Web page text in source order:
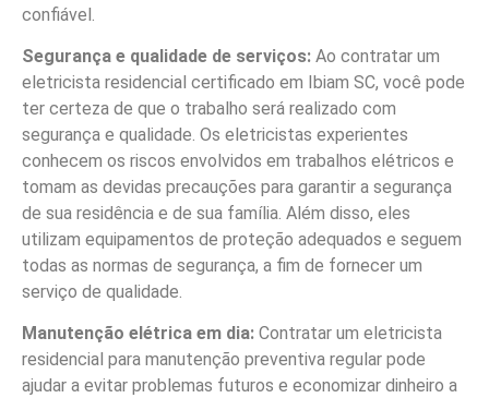
confiável.
Segurança e qualidade de serviços: Ao contratar um
eletricista residencial certificado em Ibiam SC, você pode
ter certeza de que o trabalho será realizado com
segurança e qualidade. Os eletricistas experientes
conhecem os riscos envolvidos em trabalhos elétricos e
tomam as devidas precauções para garantir a segurança
de sua residência e de sua família. Além disso, eles
utilizam equipamentos de proteção adequados e seguem
todas as normas de segurança, a fim de fornecer um
serviço de qualidade.
Manutenção elétrica em dia: Contratar um eletricista
residencial para manutenção preventiva regular pode
ajudar a evitar problemas futuros e economizar dinheiro a